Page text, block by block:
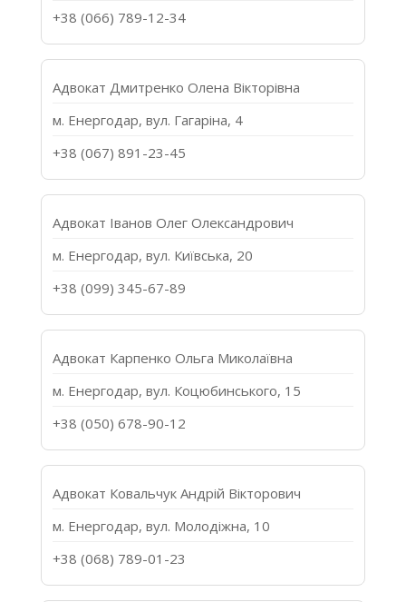
+38 (066) 789-12-34
Адвокат Дмитренко Олена Вікторівна
м. Енергодар, вул. Гагаріна, 4
+38 (067) 891-23-45
Адвокат Іванов Олег Олександрович
м. Енергодар, вул. Київська, 20
+38 (099) 345-67-89
Адвокат Карпенко Ольга Миколаївна
м. Енергодар, вул. Коцюбинського, 15
+38 (050) 678-90-12
Адвокат Ковальчук Андрій Вікторович
м. Енергодар, вул. Молодіжна, 10
+38 (068) 789-01-23